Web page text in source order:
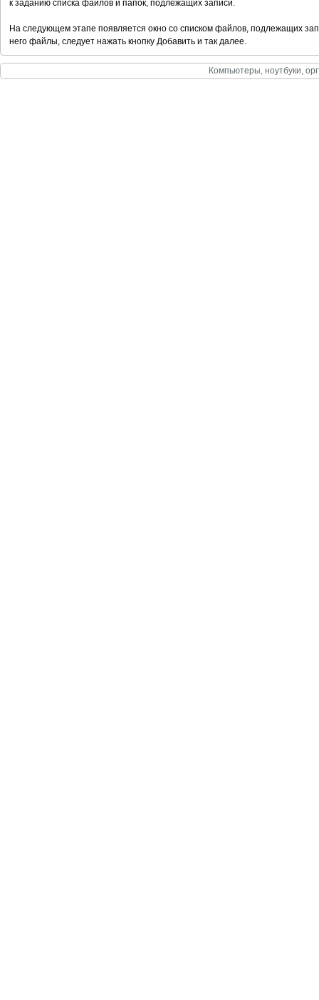
к заданию списка файлов и папок, подлежащих записи.
На следующем этапе появляется окно со списком файлов, подлежащих
него файлы, следует нажать кнопку Добавить и так далее.
Компьютеры, ноутбуки,